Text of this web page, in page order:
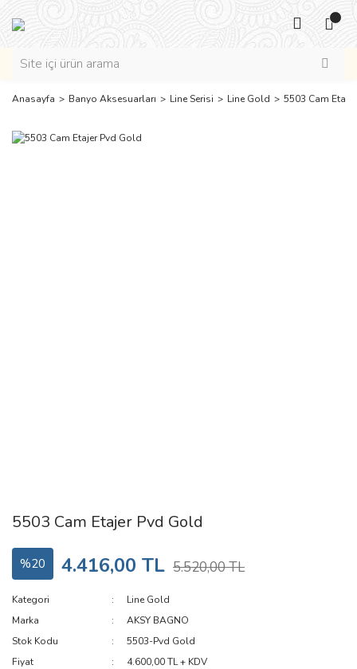
Anasayfa Banyo Aksesuarları Line Serisi Line Gold 5503 Cam
5503 Cam Etajer Pvd Gold
%20 4.416,00 TL 5.520,00 TL
Kategori
Line Gold
Marka
AKSY BAGNO
Stok Kodu
5503-Pvd Gold
Fiyat
4.600,00 TL + KDV